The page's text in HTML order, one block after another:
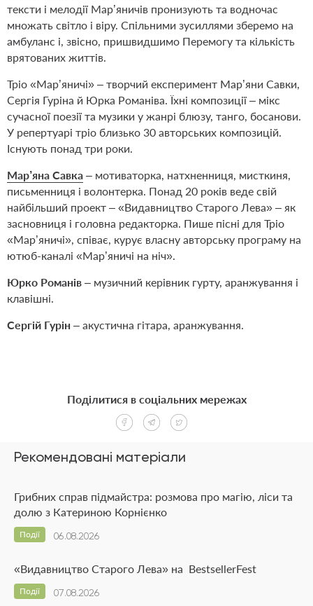
тексти і мелодії Мар’яничів пронизують та водночас
множать світло і віру. Спільними зусиллями зберемо на
амбуланс і, звісно, пришвидшимо Перемогу та кількість
врятованих життів.
Тріо «Мар’яничі» – творчий експеримент Мар’яни Савки,
Сергія Гуріна й Юрка Романіва. Їхні композиції – мікс
сучасної поезії та музики у жанрі блюзу, танго, босанови.
У репертуарі тріо близько 30 авторських композицій.
Існують понад три роки.
Мар’яна Савка – мотиваторка, натхненниця, мисткиня,
письменниця і волонтерка. Понад 20 років веде свій
найбільший проект – «Видавництво Старого Лева» – як
засновниця і головна редакторка. Пише пісні для Тріо
«Мар’яничі», співає, курує власну авторську програму на
ютюб-каналі «Мар’яничі на ніч».
Юрко Романів – музичний керівник гурту, аранжування і
клавішні.
Сергій Гурін – акустична гітара, аранжування.
Рекомендовані матеріали
Грибних справ підмайстра: розмова про магію, ліси та
долю з Катериною Корнієнко
06.08.2026
Події
«Видавництво Старого Лева» на BestsellerFest
07.08.2026
Події
Поділитися в соціальних мережах